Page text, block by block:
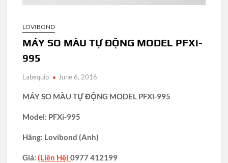
LOVIBOND
MÁY SO MÀU TỰ ĐỘNG MODEL PFXi-
995
Labequip June 6, 2016
MÁY SO MÀU TỰ ĐỘNG MODEL PFXi-995
Model: PFXi-995
Hãng: Lovibond (Anh)
Giá:(Liên Hệ)0977 412199